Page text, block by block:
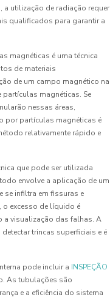
a utilização de radiação requer
qualificados para garantir a
magnéticas é uma técnica
de materiais
de um campo magnético na
magnéticas. Se
nessas áreas,
por partículas magnéticas é
relativamente rápido e
que pode ser utilizada
envolve a aplicação de um
se infiltra em fissuras e
excesso de líquido é
a visualização das falhas. A
trincas superficiais e é
pode incluir a INSPEÇÃO
As tubulações são
e a eficiência do sistema